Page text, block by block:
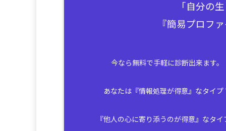
「自分の
『簡易プロフ
今なら無料で手軽に診断出来ます。
あなたは『情報処理が得意』なタイプ
『他人の心に寄り添うのが得意』なタイ